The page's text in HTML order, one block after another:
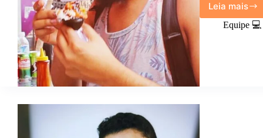
Leia mais
PARTIU
Minha
Equipe 💻